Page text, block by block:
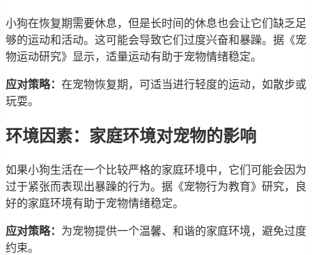
小狗在恢复期需要休息，但是长时间的休息也会让它们缺乏足
够的运动和活动。这可能会导致它们过度兴奋和暴躁。据《宠
物运动研究》显示，适量运动有助于宠物情绪稳定。
应对策略： 在宠物恢复期，可适当进行轻度的运动，如散步或
玩耍。
环境因素：家庭环境对宠物的影响
如果小狗生活在一个比较严格的家庭环境中，它们可能会因为
过于紧张而表现出暴躁的行为。据《宠物行为教育》研究，良
好的家庭环境有助于宠物情绪稳定。
应对策略： 为宠物提供一个温馨、和谐的家庭环境，避免过度
约束。